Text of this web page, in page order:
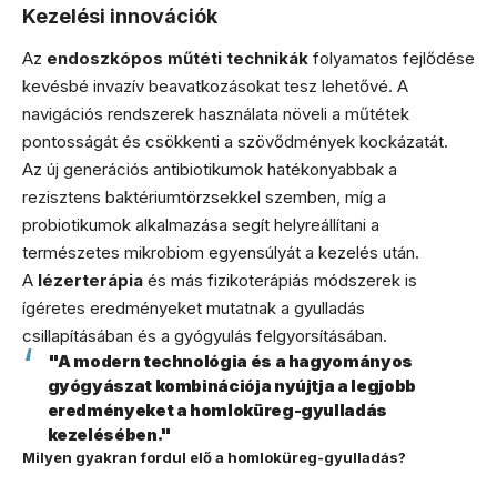
Kezelési innovációk
Az endoszkópos műtéti technikák folyamatos fejlődése
kevésbé invazív beavatkozásokat tesz lehetővé. A
navigációs rendszerek használata növeli a műtétek
pontosságát és csökkenti a szövődmények kockázatát.
Az új generációs antibiotikumok hatékonyabbak a
rezisztens baktériumtörzsekkel szemben, míg a
probiotikumok alkalmazása segít helyreállítani a
természetes mikrobiom egyensúlyát a kezelés után.
A lézerterápia és más fizikoterápiás módszerek is
ígéretes eredményeket mutatnak a gyulladás
csillapításában és a gyógyulás felgyorsításában.
"A modern technológia és a hagyományos
gyógyászat kombinációja nyújtja a legjobb
eredményeket a homloküreg-gyulladás
kezelésében."
Milyen gyakran fordul elő a homloküreg-gyulladás?